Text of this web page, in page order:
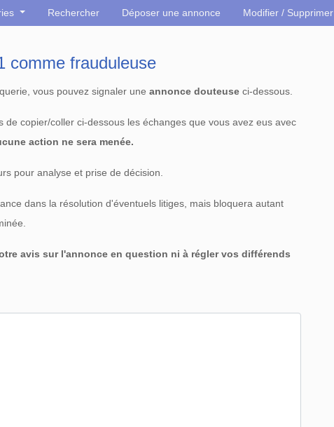
Rechercher Déposer une annonce Modifier / Supprimer
comme frauduleuse
vous pouvez signaler une annonce douteuse ci-dessous.
copier/coller ci-dessous les échanges que vous avez eus avec
action ne sera menée.
pour analyse et prise de décision.
dans la résolution d'éventuels litiges, mais bloquera autant
avis sur l'annonce en question ni à régler vos différends